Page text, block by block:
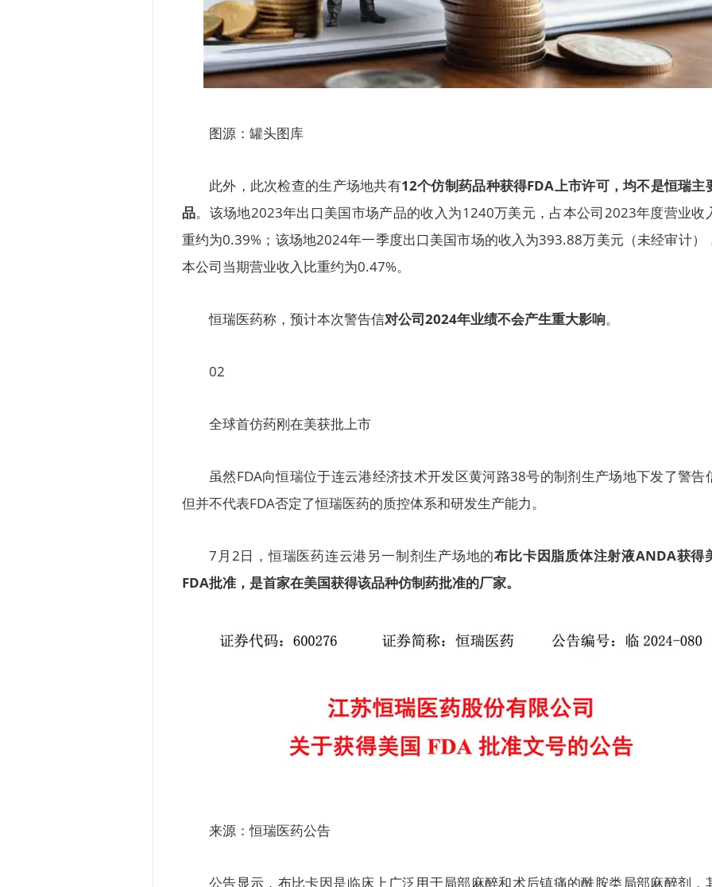
图源：罐头图库
此外，此次检查的生产场地共有12个仿制药品种获得FDA上市许可，均不是恒瑞主
品。该场地2023年出口美国市场产品的收入为1240万美元，占本公司2023年度营业收
重约为0.39%；该场地2024年一季度出口美国市场的收入为393.88万美元（未经审计）
本公司当期营业收入比重约为0.47%。
恒瑞医药称，预计本次警告信对公司2024年业绩不会产生重大影响。
02
全球首仿药刚在美获批上市
虽然FDA向恒瑞位于连云港经济技术开发区黄河路38号的制剂生产场地下发了警告
但并不代表FDA否定了恒瑞医药的质控体系和研发生产能力。
7月2日，恒瑞医药连云港另一制剂生产场地的布比卡因脂质体注射液ANDA获得
FDA批准，是首家在美国获得该品种仿制药批准的厂家。
来源：恒瑞医药公告
公告显示，布比卡因是临床上广泛用于局部麻醉和术后镇痛的酰胺类局部麻醉剂，